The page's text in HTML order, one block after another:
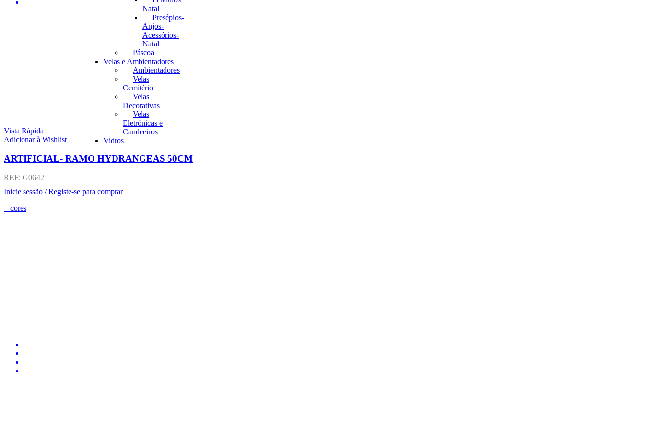
Natal
Presépios-
Anjos-
Acessórios-
Natal
Páscoa
Velas e Ambientadores
Ambientadores
Velas
Cemitério
Velas
Decorativas
Velas
Eletrónicas e
Candeeiros
Vidros
Vista Rápida
Adicionar à Wishlist
ARTIFICIAL- RAMO HYDRANGEAS 50CM
REF: G0642
Inicie sessão / Registe-se para comprar
+ cores